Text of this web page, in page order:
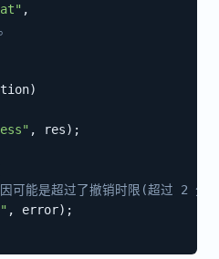
,
)
, res) ;
可能是超过了撤销时限(超过 2 分
, error) ;